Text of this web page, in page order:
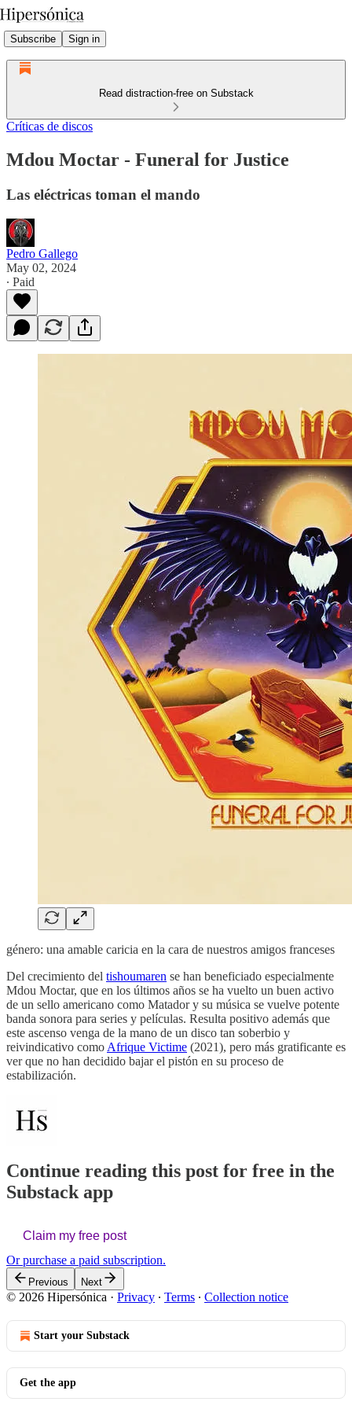
Subscribe Sign in
Read distraction-free on Substack
Críticas de discos
Mdou Moctar - Funeral for Justice
Las eléctricas toman el mando
Pedro Gallego
May 02, 2024
∙ Paid
género: una amable caricia en la cara de nuestros amigos franceses
Del crecimiento del tishoumaren se han beneficiado especialmente
Mdou Moctar, que en los últimos años se ha vuelto un buen activo
de un sello americano como Matador y su música se vuelve potente
banda sonora para series y películas. Resulta positivo además que
este ascenso venga de la mano de un disco tan soberbio y
reivindicativo como Afrique Victime (2021), pero más gratificante es
ver que no han decidido bajar el pistón en su proceso de
estabilización.
Continue reading this post for free in the
Substack app
Claim my free post
Or purchase a paid subscription.
Previous Next
© 2026 Hipersónica · Privacy ∙ Terms ∙ Collection notice
Start your Substack
Get the app